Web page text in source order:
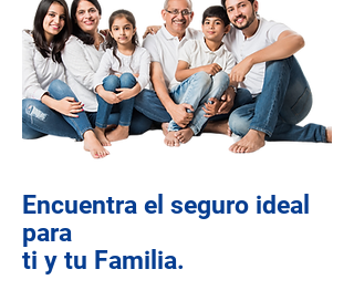
Encuentra el seguro ideal
para
ti y tu Familia.